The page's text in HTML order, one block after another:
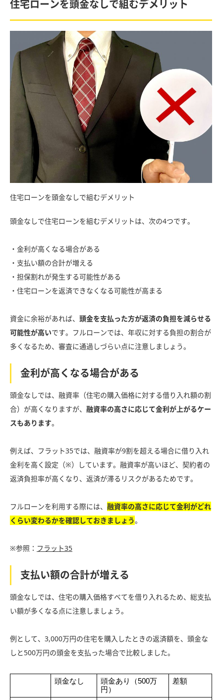
住宅ローンを頭金なしで組むデメリット
住宅ローンを頭金なしで組むデメリット
頭金なしで住宅ローンを組むデメリットは、次の4つです。
・金利が高くなる場合がある
・支払い額の合計が増える
・担保割れが発生する可能性がある
・住宅ローンを返済できなくなる可能性が高まる
資金に余裕があれば、 頭金を支払った方が返済の負担を減らせる
可能性が高いです。フルローンでは、年収に対する負担の割合が
多くなるため、審査に通過しづらい点に注意しましょう。
金利が高くなる場合がある
頭金なしでは、融資率（住宅の購入価格に対する借り入れ額の割
合）が高くなりますが、 融資率の高さに応じて金利が上がるケー
スもあります。
例えば、フラット35では、融資率が9割を超える場合に借り入れ
金利を高く設定（※）しています。融資率が高いほど、契約者の
返済負担率が高くなり、返済が滞るリスクがあるためです。
フルローンを利用する際には、 融資率の高さに応じて金利がどれ
くらい変わるかを確認しておきましょう。
※参照： フラット35
支払い額の合計が増える
頭金なしでは、住宅の購入価格すべてを借り入れるため、総支払
い額が多くなる点に注意しましょう。
例として、3,000万円の住宅を購入したときの返済額を、頭金な
しと500万円の頭金を支払った場合で比較しました。
頭金なし
頭金あり（500万
円）
差額